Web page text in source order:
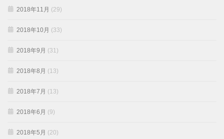
2018年11月 (29)
2018年10月 (33)
2018年9月 (31)
2018年8月 (13)
2018年7月 (13)
2018年6月 (9)
2018年5月 (20)